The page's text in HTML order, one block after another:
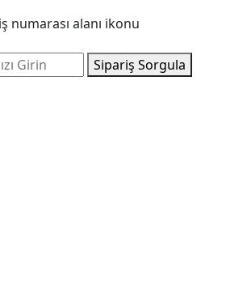
Sipariş Sorgula